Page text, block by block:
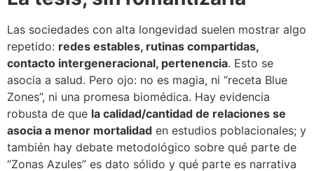
Las sociedades con alta longevidad suelen mostrar algo
repetido: redes estables, rutinas compartidas,
contacto intergeneracional, pertenencia. Esto se
asocia a salud. Pero ojo: no es magia, ni “receta Blue
Zones”, ni una promesa biomédica. Hay evidencia
robusta de que la calidad/cantidad de relaciones se
asocia a menor mortalidad en estudios poblacionales; y
también hay debate metodológico sobre qué parte de
“Zonas Azules” es dato sólido y qué parte es narrativa